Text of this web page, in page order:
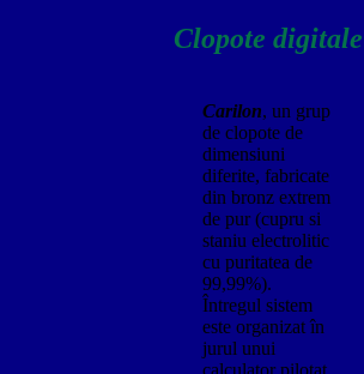
Clopote digitale
Carilon, un grup
de clopote de
dimensiuni
diferite, fabricate
din bronz extrem
de pur (cupru si
staniu electrolitic
cu puritatea de
99,99%).
Întregul sistem
este organizat în
jurul unui
calculator pilotat